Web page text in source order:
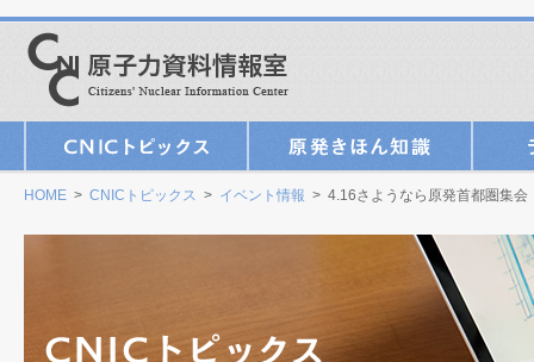
HOME > CNICトピックス > イベント情報 > 4.16さようなら原発首都圏集会